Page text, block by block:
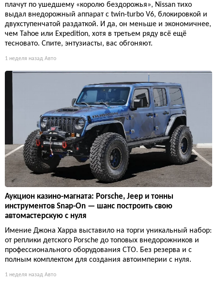
плачут по ушедшему «королю бездорожья», Nissan тихо
выдал внедорожный аппарат с twin-turbo V6, блокировкой и
двухступенчатой раздаткой. И да, он меньше и экономичнее,
чем Tahoe или Expedition, хотя в третьем ряду всё ещё
тесновато. Спите, энтузиасты, вас обгоняют.
1 неделя назад Авто
Аукцион казино-магната: Porsche, Jeep и тонны
инструментов Snap-On — шанс построить свою
автомастерскую с нуля
Имение Джона Харра выставило на торги уникальный набор:
от реплики детского Porsche до топовых внедорожников и
профессионального оборудования СТО. Без резерва и с
полным комплектом для создания автоимперии с нуля.
1 неделя назад Авто